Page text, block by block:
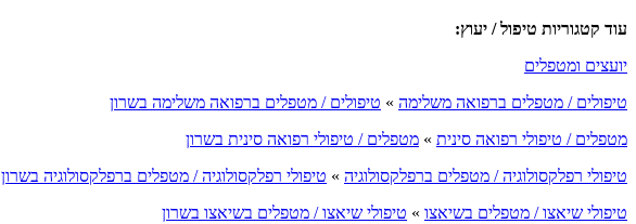
עוד קטגוריות טיפול / יעוץ:
יועצים ומטפלים
טיפולים / מטפלים ברפואה משלימה » טיפולים / מטפלים ברפואה משלימה בשרון
מטפלים / טיפולי רפואה סינית » מטפלים / טיפולי רפואה סינית בשרון
טיפולי רפלקסולוגיה / מטפלים ברפלקסולוגיה » טיפולי רפלקסולוגיה / מטפלים ברפלקסולוגיה בשרון
טיפולי שיאצו / מטפלים בשיאצו » טיפולי שיאצו / מטפלים בשיאצו בשרון